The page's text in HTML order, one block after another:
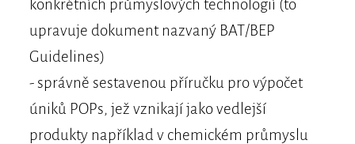
konkrétních průmyslových technologií (to
upravuje dokument nazvaný BAT/BEP
Guidelines)
- správně sestavenou příručku pro výpočet
úniků POPs, jež vznikají jako vedlejší
produkty například v chemickém průmyslu